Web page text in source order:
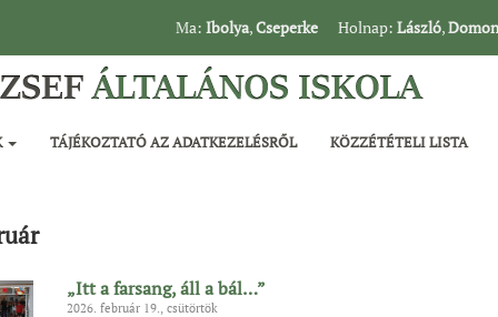
Ma: Ibolya,Cseperke Holnap: László,
TÁJÉKOZTATÓ AZ ADATKEZELÉSRŐL KÖZZÉTÉTELI LISTA
„Itt a farsang, áll a bál…”
2026. február 19., csütörtök